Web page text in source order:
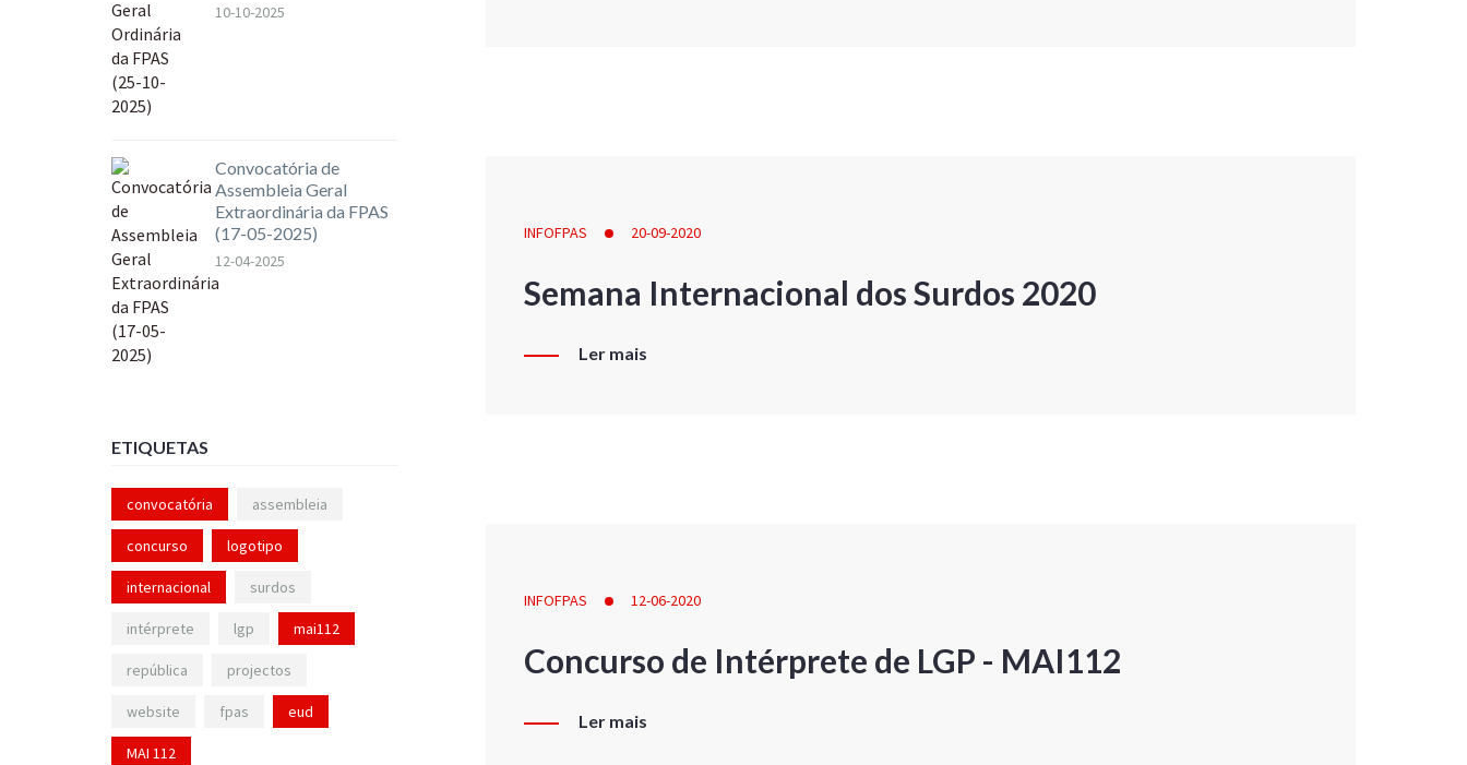
INFOFPAS 20-09-2020
Semana Internacional dos Surdos 2020
Ler mais
INFOFPAS 12-06-2020
Concurso de Intérprete de LGP - MAI112
Ler mais
10-10-2025
Convocatória de
Assembleia Geral
Extraordinária da FPAS
(17-05-2025)
12-04-2025
ETIQUETAS
convocatória assembleia
concurso logotipo
internacional surdos
intérprete lgp mai112
república projectos
website fpas eud
MAI 112